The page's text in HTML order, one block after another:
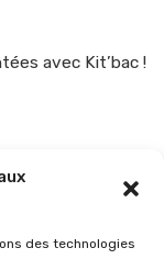
des technologies
avec Kit’bac !